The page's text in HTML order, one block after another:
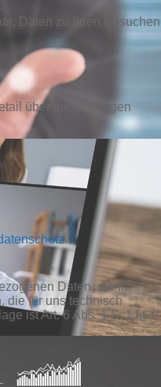
Daten zu Ihren Besuchen
über die jeweiligen
.
Daten, die Ihr
die für uns technisch
ist Art. 6 Abs. 1 S. 1 lit. f